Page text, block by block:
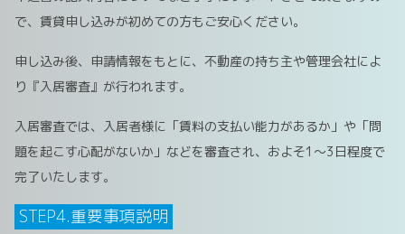
で、賃貸申し込みが初めての方もご安心ください。
申し込み後、申請情報をもとに、不動産の持ち主や管理会社によ
り『入居審査』が行われます。
入居審査では、入居者様に「賃料の支払い能力があるか」や「問
題を起こす心配がないか」などを審査され、およそ1～3日程度で
完了いたします。
STEP4.重要事項説明